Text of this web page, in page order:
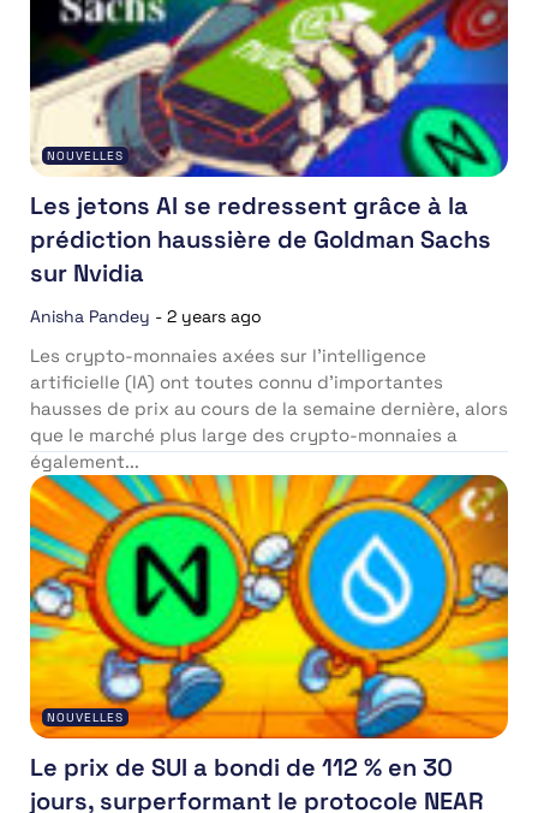
NOUVELLES
Les jetons AI se redressent grâce à la
prédiction haussière de Goldman Sachs
sur Nvidia
Anisha Pandey - 2 years ago
Les crypto-monnaies axées sur l’intelligence
artificielle (IA) ont toutes connu d’importantes
hausses de prix au cours de la semaine dernière, alors
que le marché plus large des crypto-monnaies a
également...
NOUVELLES
Le prix de SUI a bondi de 112 % en 30
jours, surperformant le protocole NEAR